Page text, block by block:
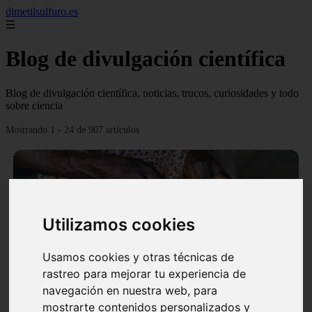
Utilizamos cookies
Usamos cookies y otras técnicas de
rastreo para mejorar tu experiencia de
navegación en nuestra web, para
mostrarte contenidos personalizados y
dimetilsulfuro.es
☰
Blog de divulgación científica
Blog de divulgación científica, noticias, trucos, curiosidades y todo
sobre ciencia
Mostrando 1 - 24 de 907 artículos
En África harán lo que parecía imposible: Utilizarán
moléculas de agua para cocinar sus alimentos